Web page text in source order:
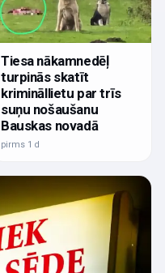
Tiesa nākamnedēļ
turpinās skatīt
krimināllietu par trīs
suņu nošaušanu
Bauskas novadā
pirms 1 d